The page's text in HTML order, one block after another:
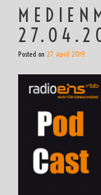
Posted on 27. April 2019